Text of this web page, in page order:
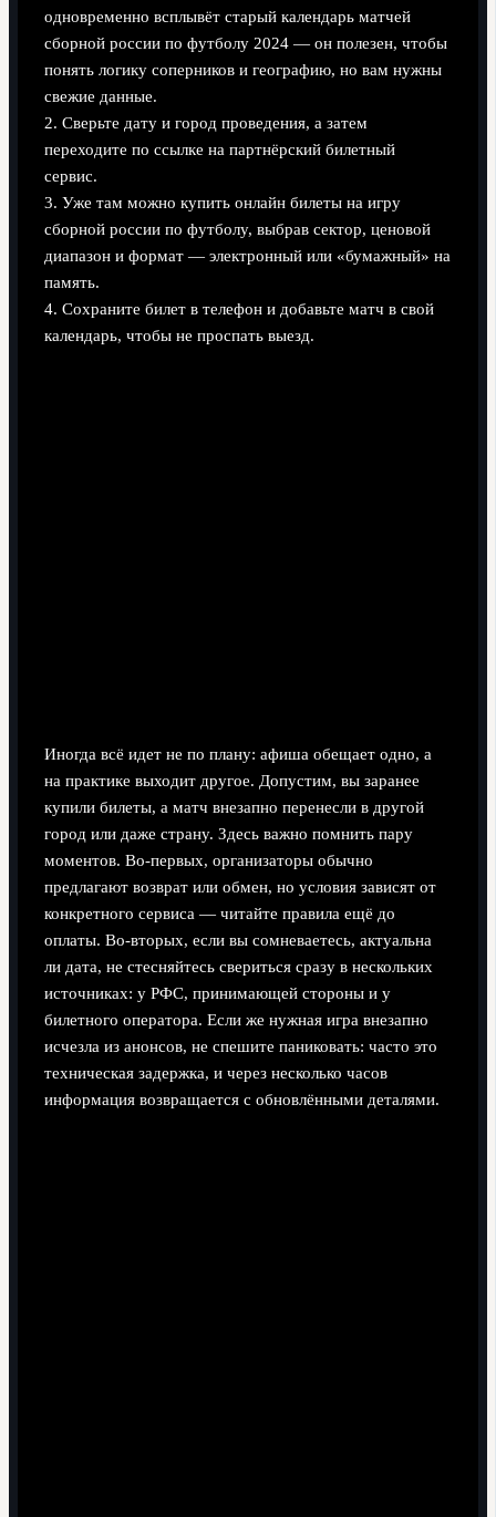
одновременно всплывёт старый календарь матчей
сборной россии по футболу 2024 — он полезен, чтобы
понять логику соперников и географию, но вам нужны
свежие данные.
2. Сверьте дату и город проведения, а затем
переходите по ссылке на партнёрский билетный
сервис.
3. Уже там можно купить онлайн билеты на игру
сборной россии по футболу, выбрав сектор, ценовой
диапазон и формат — электронный или «бумажный» на
память.
4. Сохраните билет в телефон и добавьте матч в свой
календарь, чтобы не проспать выезд.
Иногда всё идет не по плану: афиша обещает одно, а
на практике выходит другое. Допустим, вы заранее
купили билеты, а матч внезапно перенесли в другой
город или даже страну. Здесь важно помнить пару
моментов. Во‑первых, организаторы обычно
предлагают возврат или обмен, но условия зависят от
конкретного сервиса — читайте правила ещё до
оплаты. Во‑вторых, если вы сомневаетесь, актуальна
ли дата, не стесняйтесь свериться сразу в нескольких
источниках: у РФС, принимающей стороны и у
билетного оператора. Если же нужная игра внезапно
исчезла из анонсов, не спешите паниковать: часто это
техническая задержка, и через несколько часов
информация возвращается с обновлёнными деталями.